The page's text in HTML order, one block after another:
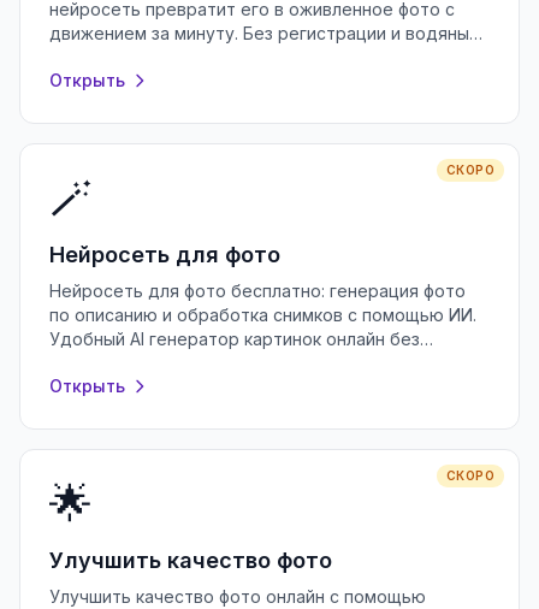
нейросеть превратит его в оживленное фото с
движением за минуту. Без регистрации и водяных
Открыть
СКОРО
🪄
Нейросеть для фото
Нейросеть для фото бесплатно: генерация фото
по описанию и обработка снимков с помощью ИИ.
Удобный AI генератор картинок онлайн без
Открыть
СКОРО
🌟
Улучшить качество фото
Улучшить качество фото онлайн с помощью